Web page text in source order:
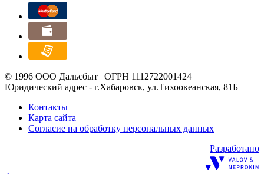
© 1996 ООО Дальсбыт | ОГРН 1112722001424
Юридический адрес - г.Хабаровск, ул.Тихоокеанская, 81Б
Контакты
Карта сайта
Согласие на обработку персональных данных
Разработано